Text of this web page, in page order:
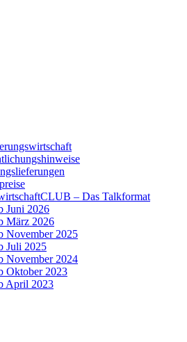
– Das Talkformat
Juni 2026
März 2026
November 2025
Juli 2025
November 2024
Oktober 2023
April 2023